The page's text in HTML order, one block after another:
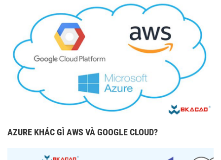
AZURE KHÁC GÌ AWS VÀ GOOGLE CLOUD?